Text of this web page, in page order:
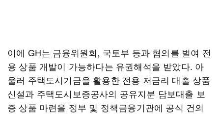
이에 GH는 금융위원회, 국토부 등과 협의를 벌여 전
용 상품 개발이 가능하다는 유권해석을 받았다. 아
울러 주택도시기금을 활용한 전용 저금리 대출 상품
신설과 주택도시보증공사의 공유지분 담보대출 보
증 상품 마련을 정부 및 정책금융기관에 공식 건의